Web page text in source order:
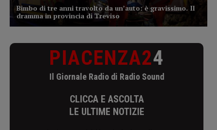
PIACENZA24
Il Giornale Radio di Radio Sound
CLICCA E ASCOLTA
LE ULTIME NOTIZIE